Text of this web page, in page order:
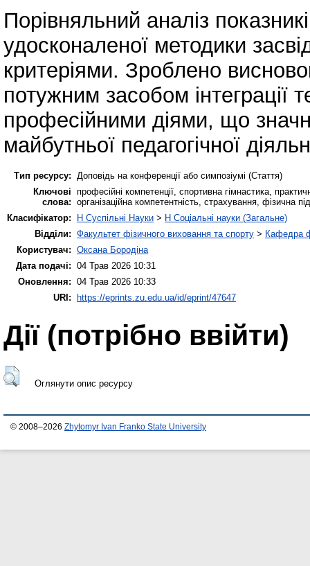
Порівняльний аналіз
удосконаленої методики
критеріями. Зроблено
потужним засобом інтеграції
професійними діями, що
майбутньої педагогічної
Тип ресурсу: Доповідь на конференції або симпозіумі (Стаття)
Ключові
слова:
професійні компетенції, спортивна гімнастика,
організаційна компетентність, страхування, фізична
Класифікатор:
H Суспільні Науки > H Соціальні науки (Загальне)
Відділи: Факультет фізичного виховання та спорту > Кафедра
Користувач: Оксана Бородіна
Дата подачі: 04 Трав 2026 10:31
Оновлення: 04 Трав 2026 10:33
URI:
https://eprints.zu.edu.ua/id/eprint/47647
Дії ​​(потрібно ввійти)
Оглянути опис ресурсу
© 2008–2026 Zhytomyr Ivan Franko State University